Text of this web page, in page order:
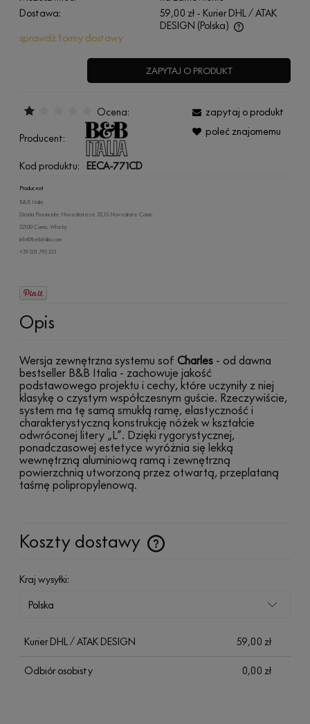
Dostawa:
59,00 zł - Kurier DHL / ATAK
DESIGN (Polska)
Cena nie zawiera ewentualnych kosztów płatności
sprawdź formy dostawy
ZAPYTAJ O PRODUKT
Ocena:
Producent:
Kod produktu: EECA-771CD
zapytaj o produkt
poleć znajomemu
Producent
B&B Italia
Strada Provinciale Novedratese 32,15 Novedrate Como
22100 Como, Włochy
info@bebitalia.com
+39 031 795 213
Opis
Wersja zewnętrzna systemu sof Charles - od dawna
bestseller B&B Italia - zachowuje jakość
podstawowego projektu i cechy, które uczyniły z niej
klasykę o czystym współczesnym guście. Rzeczywiście,
system ma tę samą smukłą ramę, elastyczność i
charakterystyczną konstrukcję nóżek w kształcie
odwróconej litery „L”. Dzięki rygorystycznej,
ponadczasowej estetyce wyróżnia się lekką
wewnętrzną aluminiową ramą i zewnętrzną
powierzchnią utworzoną przez otwartą, przeplataną
taśmę polipropylenową.
Koszty dostawy
Cena nie zawiera ewentualnych kosztów płatności
Kraj wysyłki:
Kurier DHL / ATAK DESIGN 59,00 zł
Odbiór osobisty 0,00 zł